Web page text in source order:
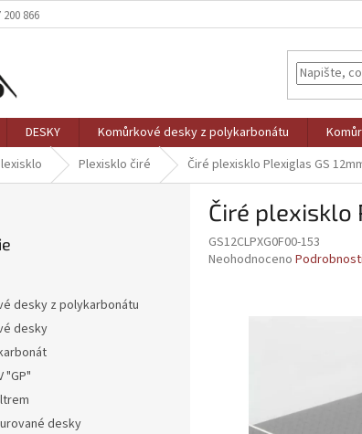
866
DESKY Komůrkové desky z polykarbonátu
Plexisklo čiré Čiré plexisklo Plexiglas GS
desky z polykarbonátu
desky
"GP"
desky
Čiré plexisklo
GS12CLPXG0F00-153
Průměrné
Neohodnoceno